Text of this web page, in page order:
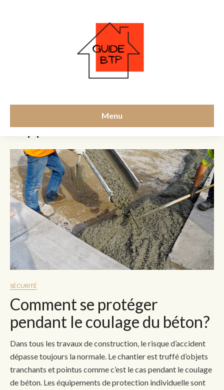
Menu
équipements
supplémentaires
SÉCURITÉ
Comment se protéger
pendant le coulage du béton?
Dans tous les travaux de construction, le risque d’accident
dépasse toujours la normale. Le chantier est truffé d’objets
tranchants et pointus comme c’est le cas pendant le coulage
de béton. Les équipements de protection individuelle sont